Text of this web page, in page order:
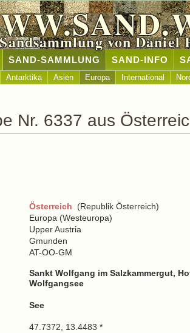
von Daniel
SAND-SAMMLUNG SAND-INFO
Antarktika Asien Europa International
Nr. 6337 aus
Österreich (Republik Österreich)
Europa (Westeuropa)
Upper Austria
Gmunden
AT-OO-GM
Sankt Wolfgang im Salzkammergut,
Wolfgangsee
See
47.7372, 13.4483 *